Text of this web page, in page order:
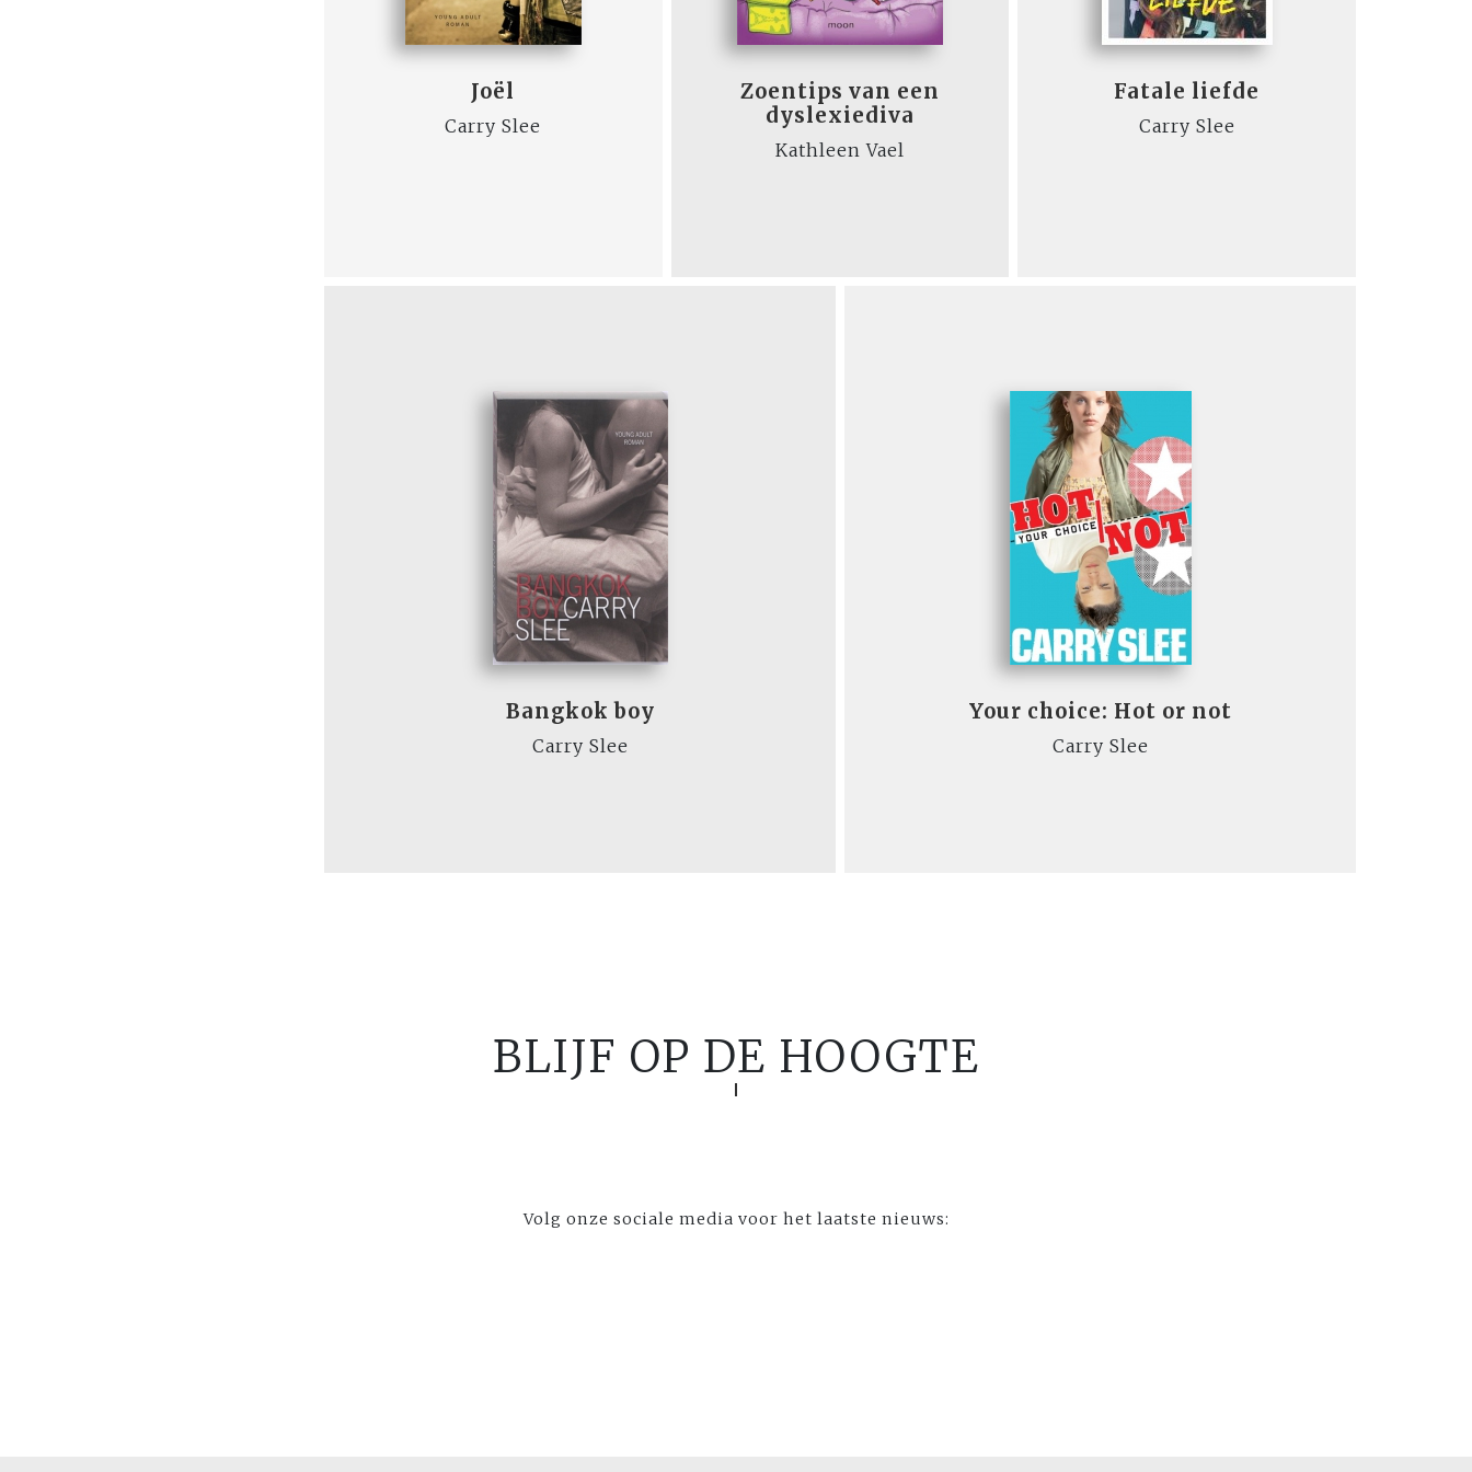
Joël
Carry Slee
Zoentips van een
dyslexiediva
Kathleen Vael
Fatale liefde
Carry Slee
Bangkok boy
Carry Slee
Your choice: Hot or not
Carry Slee
BLIJF OP DE HOOGTE
Volg onze sociale media voor het laatste nieuws: